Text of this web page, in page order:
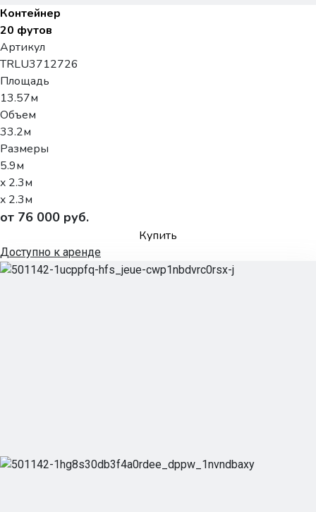
Контейнер
20 футов
Артикул
TRLU3712726
Площадь
13.57м
Объем
33.2м
Размеры
5.9м
x 2.3м
x 2.3м
от 76 000 руб.
Купить
Доступно к аренде